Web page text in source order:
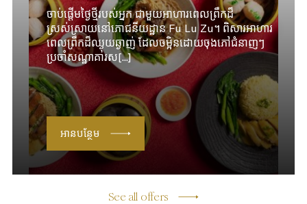
ចាប់ផ្ដើមថ្ងៃថ្មីរបស់អ្នក ជាមួយអាហារពេលព្រឹកដ៏
ស្រស់ស្រាយនៅភោជនីយដ្ឋាន Fu Lu Zu។ ពិសារអាហារ
ពេលព្រឹកដ៏ឈ្ងុយឆ្ងាញ់ ដែលចម្អិនដោយចុងភៅជំនាញៗ
ប្រចាំសណ្ឋាគារស[...]
អានបន្ថែម
See all offers